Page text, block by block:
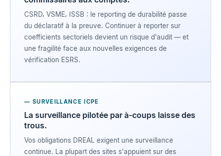
CSRD, VSME, ISSB : le reporting de durabilité passe
du déclaratif à la preuve. Continuer à reporter sur
coefficients sectoriels devient un risque d'audit — et
une fragilité face aux nouvelles exigences de
vérification ESRS.
— SURVEILLANCE ICPE
La surveillance pilotée par à-coups laisse des
trous.
Vos obligations DREAL exigent une surveillance
continue. La plupart des sites s'appuient sur des